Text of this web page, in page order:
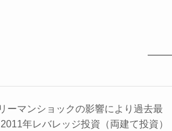
ーマンショックの影響により過去最
年レバレッジ投資（両建て投資）